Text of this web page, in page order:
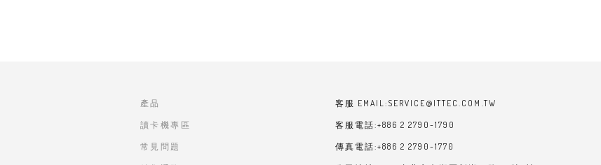
產品
讀卡機專區
常見問題
客服 EMAIL:SERVICE@ITTEC.COM.TW
客服電話:+886 2 2790-1790
傳真電話:+886 2 2790-1770